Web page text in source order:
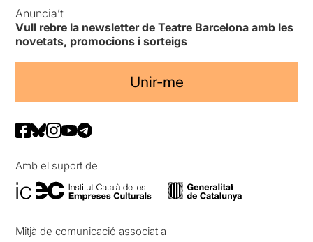
Anuncia’t
Vull rebre la newsletter de Teatre Barcelona amb les
novetats, promocions i sorteigs
Unir-me
Amb el suport de
Mitjà de comunicació associat a